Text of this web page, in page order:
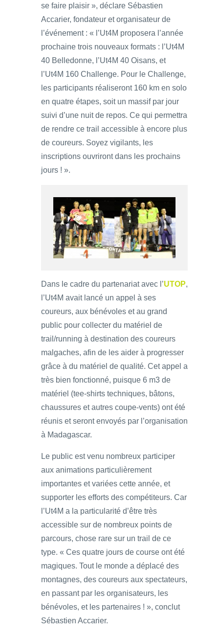
se faire plaisir », déclare Sébastien
Accarier, fondateur et organisateur de
l’événement : « l’Ut4M proposera l’année
prochaine trois nouveaux formats : l’Ut4M
40 Belledonne, l’Ut4M 40 Oisans, et
l’Ut4M 160 Challenge. Pour le Challenge,
les participants réaliseront 160 km en solo
en quatre étapes, soit un massif par jour
suivi d’une nuit de repos. Ce qui permettra
de rendre ce trail accessible à encore plus
de coureurs. Soyez vigilants, les
inscriptions ouvriront dans les prochains
jours ! ».
Dans le cadre du partenariat avec l’UTOP,
l’Ut4M avait lancé un appel à ses
coureurs, aux bénévoles et au grand
public pour collecter du matériel de
trail/running à destination des coureurs
malgaches, afin de les aider à progresser
grâce à du matériel de qualité. Cet appel a
très bien fonctionné, puisque 6 m3 de
matériel (tee-shirts techniques, bâtons,
chaussures et autres coupe-vents) ont été
réunis et seront envoyés par l’organisation
à Madagascar.
Le public est venu nombreux participer
aux animations particulièrement
importantes et variées cette année, et
supporter les efforts des compétiteurs. Car
l’Ut4M a la particularité d’être très
accessible sur de nombreux points de
parcours, chose rare sur un trail de ce
type. « Ces quatre jours de course ont été
magiques. Tout le monde a déplacé des
montagnes, des coureurs aux spectateurs,
en passant par les organisateurs, les
bénévoles, et les partenaires ! », conclut
Sébastien Accarier.